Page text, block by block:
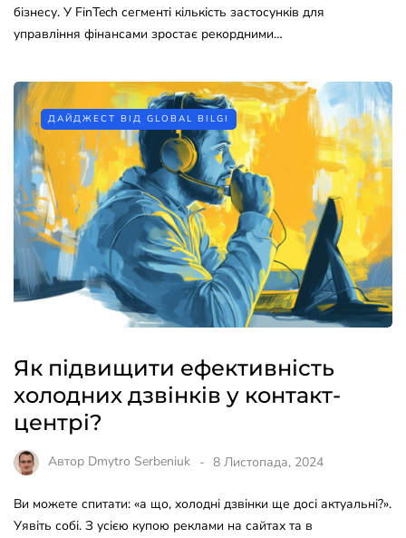
бізнесу. У FinTech сегменті кількість застосунків для
управління фінансами зростає рекордними…
ДАЙДЖЕСТ ВІД GLOBAL BILGI
Як підвищити ефективність
холодних дзвінків у контакт-
центрі?
Автор Dmytro Serbeniuk 8 Листопада, 2024
Ви можете спитати: «а що, холодні дзвінки ще досі актуальні?».
Уявіть собі. З усією купою реклами на сайтах та в